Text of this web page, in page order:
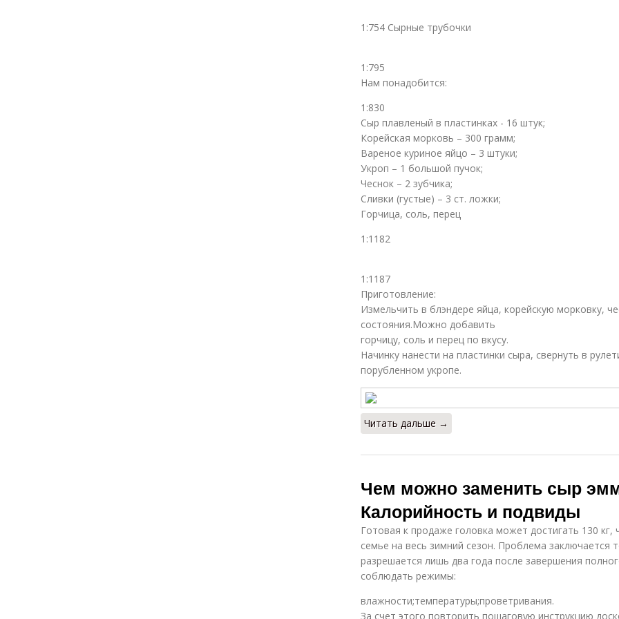
1:754 Сырные трубочки
1:795
Нам понадобится:
1:830
Сыр плавленый в пластинках - 16 штук;
Корейская морковь – 300 грамм;
Вареное куриное яйцо – 3 штуки;
Укроп – 1 большой пучок;
Чеснок – 2 зубчика;
Сливки (густые) – 3 ст. ложки;
Горчица, соль, перец
1:1182
1:1187
Приготовление:
Измельчить в блэндере яйца, корейскую морковку,
состояния.Можно добавить
горчицу, соль и перец по вкусу.
Начинку нанести на пластинки сыра, свернуть в
порубленном укропе.
Читать дальше →
Чем можно заменить сыр
Калорийность и подвиды
Готовая к продаже головка может достигать 130
семье на весь зимний сезон. Проблема заключается
разрешается лишь два года после завершения
соблюдать режимы:
влажности;температуры;проветривания.
За счет этого повторить пошаговую инструкцию